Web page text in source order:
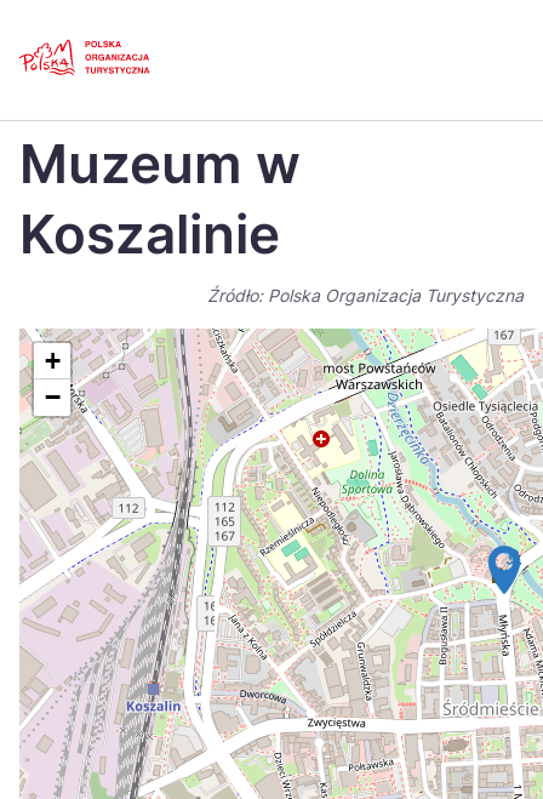
Polski
Dansk
Italiano
Nederlands 日本
Português
Suomi
Україна
Zamknij
Muzeum w
Koszalinie
Źródło: Polska Organizacja Turystyczna
+
−